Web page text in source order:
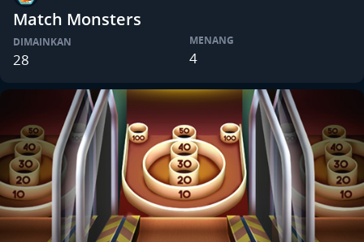
Match Monsters
DIMAINKAN
28
MENANG
4